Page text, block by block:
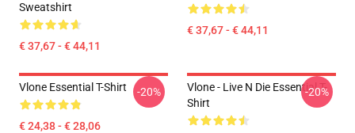
Sweatshirt
€ 37,67 - € 44,11
€ 37,67 - € 44,11
Vlone Essential T-Shirt
€ 24,38 - € 28,06
-20%
Vlone - Live N Die Essential T-
Shirt
-20%